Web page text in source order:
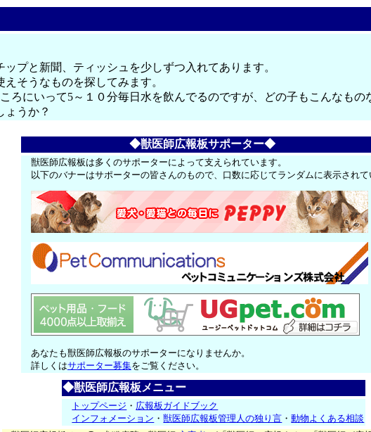
プと新聞、ティッシュを少しずつ入れてあります。
そうなものを探してみます。
ろにいって5～１０分毎日水を飲んでるのですが、どの子もこんなもの
ょうか？
◆獣医師広報板サポーター◆
獣医師広報板は多くのサポーターによって支えられています。
以下のバナーはサポーターの皆さんのもので、口数に応じてランダムに表示され
あなたも獣医師広報板のサポーターになりませんか。
詳しくはサポーター募集をご覧ください。
◆獣医師広報板メニュー
トップページ ・ 広報板ガイドブック
インフォメーション ・獣医師広報板管理人の独り言 ・動物よくある相談